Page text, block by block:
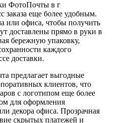
ФотоПочты в г
заказа еще более удобным.
или офиса, чтобы получить
доставлены прямо в руки в
бережную упаковку,
каждого
доставки.
предлагает выгодные
клиентов, что
с логотипом еще более
для оформления
декора офиса. Прозрачная
скрытых платежей и